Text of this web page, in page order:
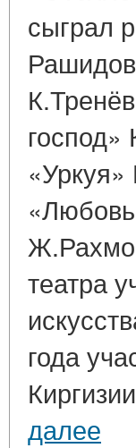
сыграл
господ»
театра
года
далее